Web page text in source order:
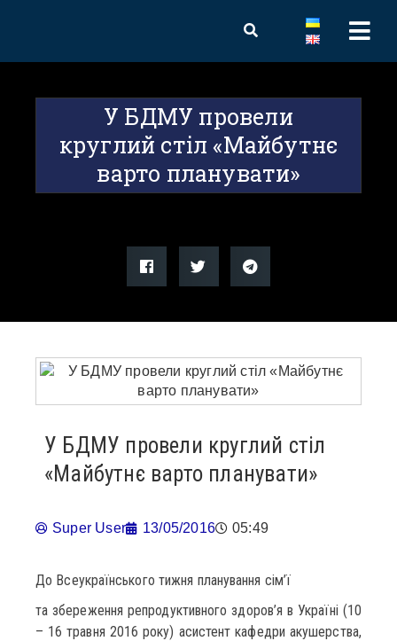
У БДМУ провели
круглий стіл «Майбутнє
варто планувати»
У БДМУ провели круглий стіл
«Майбутнє варто планувати»
Super User 13/05/2016 05:49
До Всеукраїнського тижня планування сім’ї
та збереження репродуктивного здоров’я в Україні (10
– 16 травня 2016 року) асистент кафедри акушерства,